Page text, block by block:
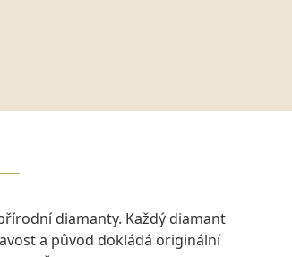
diamanty. Každý diamant
a původ dokládá originální